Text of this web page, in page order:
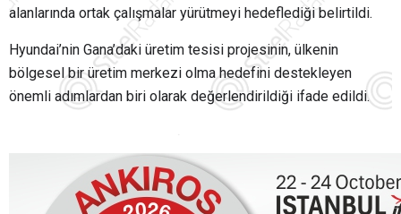
alanlarında ortak çalışmalar yürütmeyi hedeflediği belirtildi.
Hyundai’nin Gana’daki üretim tesisi projesinin, ülkenin
bölgesel bir üretim merkezi olma hedefini destekleyen
önemli adımlardan biri olarak değerlendirildiği ifade edildi.